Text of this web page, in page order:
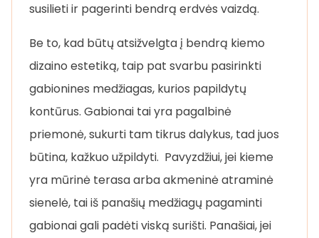
susilieti ir pagerinti bendrą erdvės vaizdą.
Be to, kad būtų atsižvelgta į bendrą kiemo
dizaino estetiką, taip pat svarbu pasirinkti
gabionines medžiagas, kurios papildytų
kontūrus. Gabionai tai yra pagalbinė
priemonė, sukurti tam tikrus dalykus, tad juos
būtina, kažkuo užpildyti. Pavyzdžiui, jei kieme
yra mūrinė terasa arba akmeninė atraminė
sienelė, tai iš panašių medžiagų pagaminti
gabionai gali padėti viską surišti. Panašiai, jei